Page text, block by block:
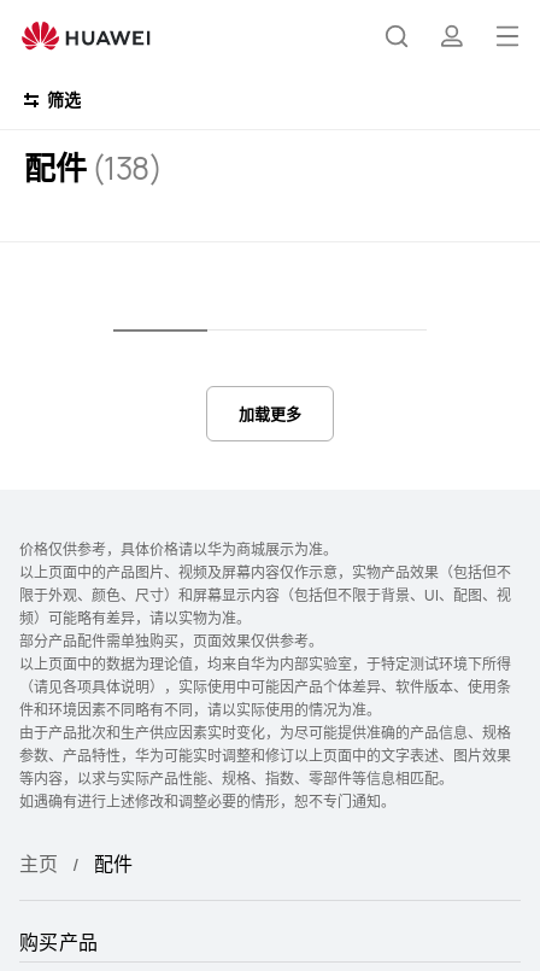
打
筛选
配件(138)
加载更多
价格仅供参考，具体价格请以华为商城展示为准。
以上页面中的产品图片、视频及屏幕内容仅作示意，实物产品效果（包括但不
限于外观、颜色、尺寸）和屏幕显示内容（包括但不限于背景、UI、配图、视
频）可能略有差异，请以实物为准。
部分产品配件需单独购买，页面效果仅供参考。
以上页面中的数据为理论值，均来自华为内部实验室，于特定测试环境下所得
（请见各项具体说明），实际使用中可能因产品个体差异、软件版本、使用条
件和环境因素不同略有不同，请以实际使用的情况为准。
由于产品批次和生产供应因素实时变化，为尽可能提供准确的产品信息、规格
参数、产品特性，华为可能实时调整和修订以上页面中的文字表述、图片效果
等内容，以求与实际产品性能、规格、指数、零部件等信息相匹配。
如遇确有进行上述修改和调整必要的情形，恕不专门通知。
主页 配件
购买产品